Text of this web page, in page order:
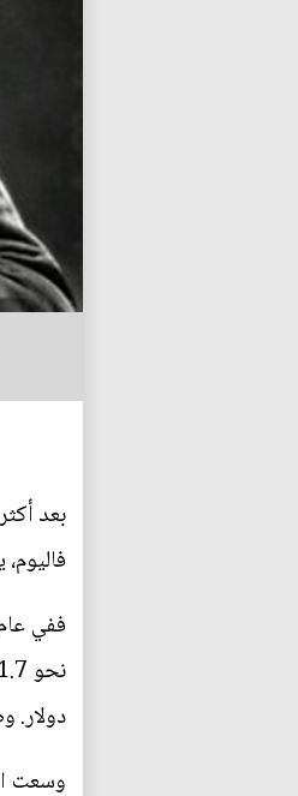
دولار.
وسعت